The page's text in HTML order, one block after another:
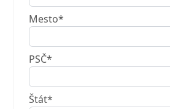
Mesto*
PSČ*
Štát*